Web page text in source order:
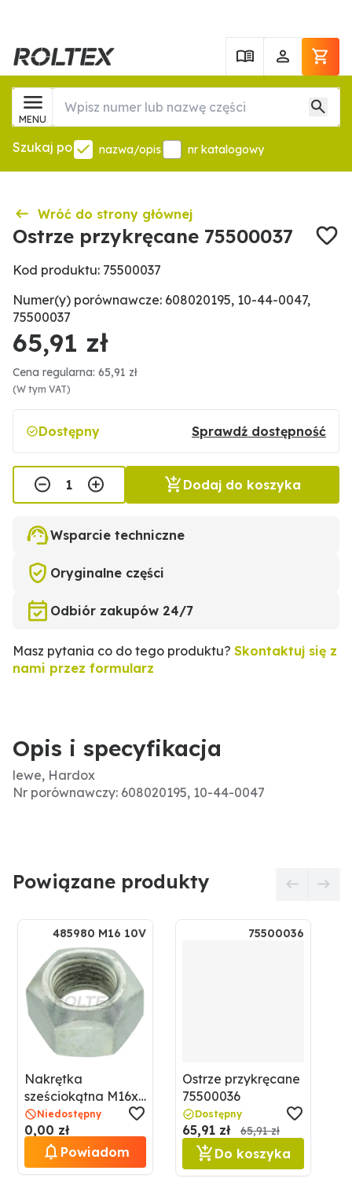
MENU
Szukaj po nazwa/opis nr katalogowy
Wróć do strony głównej
Ostrze przykręcane 75500037
Kod produktu: 75500037
Numer(y) porównawcze: 608020195, 10-44-0047,
75500037
65,91 zł
Cena regularna: 65,91 zł
(W tym VAT)
Dostępny Sprawdź dostępność
Dodaj do koszyka
Wsparcie techniczne
Oryginalne części
Odbiór zakupów 24/7
Masz pytania co do tego produktu? Skontaktuj się z
nami przez formularz
Opis i specyfikacja
lewe, Hardox
Nr porównawczy: 608020195, 10-44-0047
Powiązane produkty
485980 M16 10V
Nakrętka
sześciokątna M16x2
GRANIT 485980
M16 10V
Niedostępny
0,00 zł
Powiadom
75500036
Ostrze przykręcane
75500036
Dostępny
65,91 zł 65,91 zł
Do koszyka